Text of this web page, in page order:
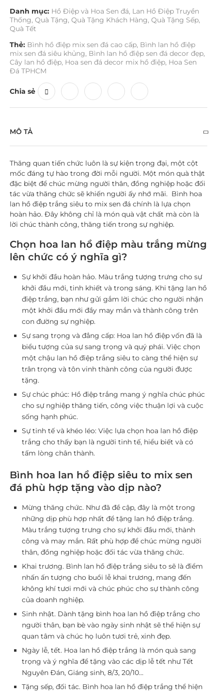
Danh mục: Hồ Điệp và Hoa Sen đá, Lan Hồ Điệp Truyền
Thống, Quà Tặng, Quà Tặng Khách Hàng, Quà Tặng Sếp,
Quà Tết
Thẻ: Bình hồ điệp mix sen đá cao cấp, Bình lan hồ điệp
mix sen đá siêu khủng, Bình lan hồ điệp sen đá decor đẹp,
Cây lan hồ điệp, Hoa sen đá decor mix hồ điệp, Hoa Sen
Đá TPHCM
Chia sẻ
MÔ TẢ
Thăng quan tiến chức luôn là sự kiện trọng đại, một cột
mốc đáng tự hào trong đời mỗi người. Một món quà thật
đặc biệt để chúc mừng người thân, đồng nghiệp hoặc đối
tác vừa thăng chức sẽ khiến người ấy nhớ mãi. Bình hoa
lan hồ điệp trắng siêu to mix sen đá chính là lựa chọn
hoàn hảo. Đây không chỉ là món quà vật chất mà còn là
lời chúc thành công, thăng tiến trong sự nghiệp.
Chọn hoa lan hồ điệp màu trắng mừng
lên chức có ý nghĩa gì?
Sự khởi đầu hoàn hảo. Màu trắng tượng trưng cho sự
khởi đầu mới, tinh khiết và trong sáng. Khi tặng lan hồ
điệp trắng, bạn như gửi gắm lời chúc cho người nhận
một khởi đầu mới đầy may mắn và thành công trên
con đường sự nghiệp.
Sự sang trọng và đẳng cấp: Hoa lan hồ điệp vốn đã là
biểu tượng của sự sang trọng và quý phái. Việc chọn
một chậu lan hồ điệp trắng siêu to càng thể hiện sự
trân trọng và tôn vinh thành công của người được
tặng.
Sự chúc phúc: Hồ điệp trắng mang ý nghĩa chúc phúc
cho sự nghiệp thăng tiến, công việc thuận lợi và cuộc
sống hạnh phúc.
Sự tinh tế và khéo léo: Việc lựa chọn hoa lan hồ điệp
trắng cho thấy bạn là người tinh tế, hiểu biết và có
tấm lòng chân thành.
Bình hoa lan hồ điệp siêu to mix sen
đá phù hợp tặng vào dịp nào?
Mừng thăng chức. Như đã đề cập, đây là một trong
những dịp phù hợp nhất để tặng lan hồ điệp trắng.
Màu trắng tượng trưng cho sự khởi đầu mới, thành
công và may mắn. Rất phù hợp để chúc mừng người
thân, đồng nghiệp hoặc đối tác vừa thăng chức.
Khai trương. Bình lan hồ điệp trắng siêu to sẽ là điểm
nhấn ấn tượng cho buổi lễ khai trương, mang đến
không khí tươi mới và chúc phúc cho sự thành công
của doanh nghiệp.
Sinh nhật. Dành tặng bình hoa lan hồ điệp trắng cho
người thân, bạn bè vào ngày sinh nhật sẽ thể hiện sự
quan tâm và chúc họ luôn tươi trẻ, xinh đẹp.
Ngày lễ, tết. Hoa lan hồ điệp trắng là món quà sang
trọng và ý nghĩa để tặng vào các dịp lễ tết như Tết
Nguyên Đán, Giáng sinh, 8/3, 20/10…
Tặng sếp, đối tác. Bình hoa lan hồ điệp trắng thể hiện